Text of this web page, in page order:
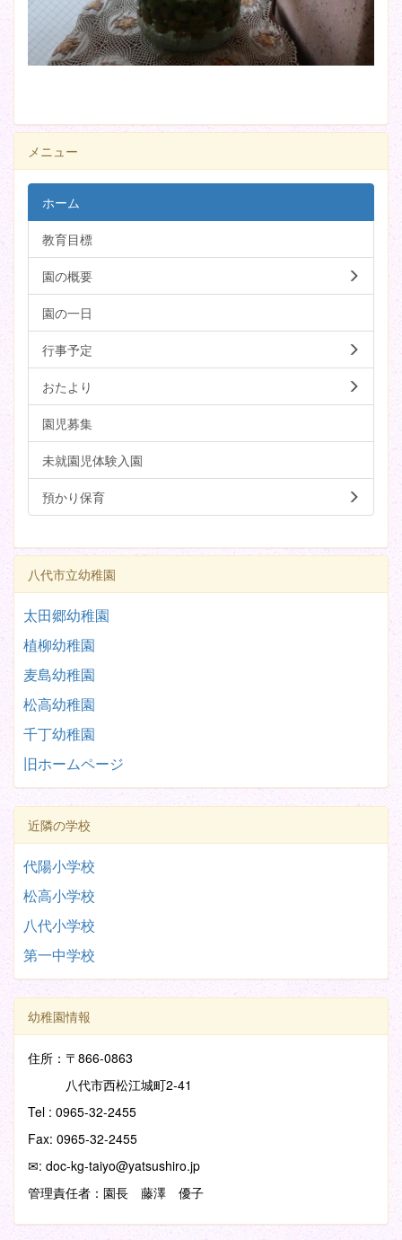
メニュー
ホーム
教育目標
園の概要
園の一日
行事予定
おたより
園児募集
未就園児体験入園
預かり保育
八代市立幼稚園
太田郷幼稚園
植柳幼稚園
麦島幼稚園
松高幼稚園
千丁幼稚園
旧ホームページ
近隣の学校
代陽小学校
松高小学校
八代小学校
第一中学校
幼稚園情報
住所：〒866-0863
八代市西松江城町2-41
Tel : 0965-32-2455
Fax: 0965-32-2455
✉: doc-kg-taiyo@yatsushiro.jp
管理責任者：園長 藤澤 優子